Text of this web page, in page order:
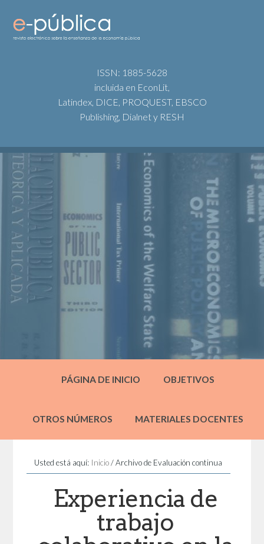
ISSN: 1885-5628
incluida en EconLit,
Latindex, DICE, PROQUEST, EBSCO
Publishing, Dialnet y RESH
PÁGINA DE INICIO OBJETIVOS
OTROS NÚMEROS MATERIALES DOCENTES
Usted está aquí: Inicio /Archivo de Evaluación continua
Experiencia de
trabajo